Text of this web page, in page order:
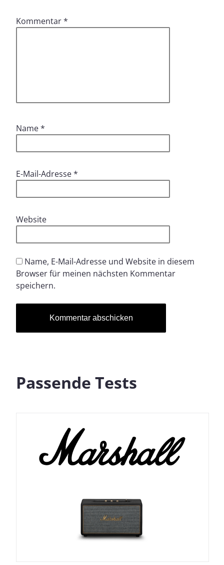
Kommentar*
Name*
E-Mail-Adresse*
Website
Name, E-Mail-Adresse und Website in diesem
Browser für meinen nächsten Kommentar
speichern.
Passende Tests